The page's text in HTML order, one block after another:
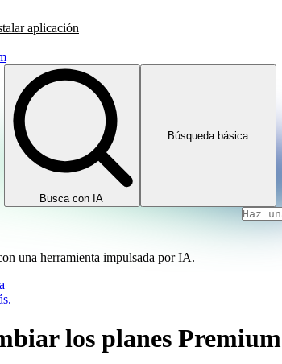
aplicación
Busca con IA
Búsqueda básica
una herramienta impulsada por IA.
los planes Premium